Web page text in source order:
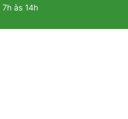
7h às 14h